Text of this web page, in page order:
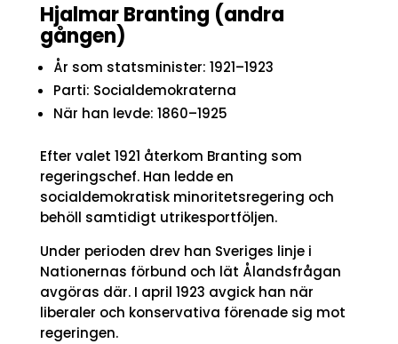
Hjalmar Branting (andra
gången)
År som statsminister: 1921–1923
Parti: Socialdemokraterna
När han levde: 1860–1925
Efter valet 1921 återkom Branting som
regeringschef. Han ledde en
socialdemokratisk minoritetsregering och
behöll samtidigt utrikesportföljen.
Under perioden drev han Sveriges linje i
Nationernas förbund och lät Ålandsfrågan
avgöras där. I april 1923 avgick han när
liberaler och konservativa förenade sig mot
regeringen.